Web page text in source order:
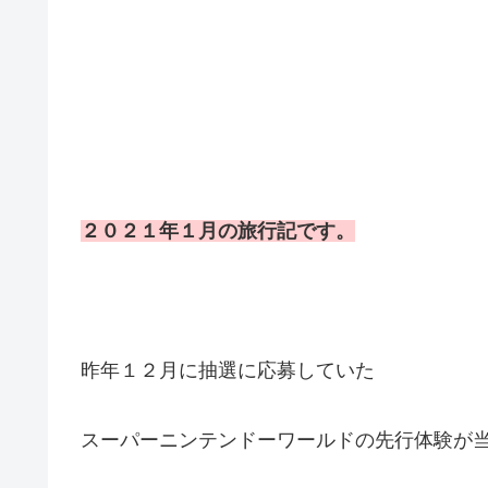
２０２１年１月の旅行記です。
昨年１２月に抽選に応募していた
スーパーニンテンドーワールドの先行体験が